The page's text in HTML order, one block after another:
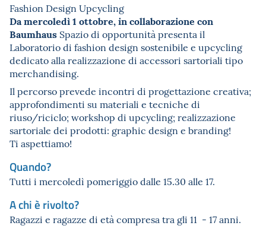
Fashion Design Upcycling
Da mercoledì 1 ottobre, in collaborazione con
Baumhaus Spazio di opportunità presenta il
Laboratorio di fashion design sostenibile e upcycling
dedicato alla realizzazione di accessori sartoriali tipo
merchandising.
Il percorso prevede incontri di progettazione creativa;
approfondimenti su materiali e tecniche di
riuso/riciclo; workshop di upcycling; realizzazione
sartoriale dei prodotti: graphic design e branding!
Ti aspettiamo!
Quando?
Tutti i mercoledì pomeriggio dalle 15.30 alle 17.
A chi è rivolto?
Ragazzi e ragazze di età compresa tra gli 11 - 17 anni.